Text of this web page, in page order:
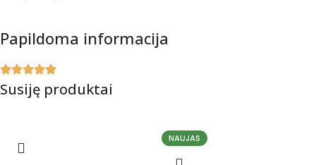
Papildoma informacija
Susiję produktai
NAUJAS